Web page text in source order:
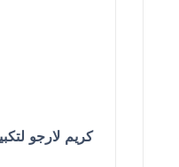
كريم لارجو